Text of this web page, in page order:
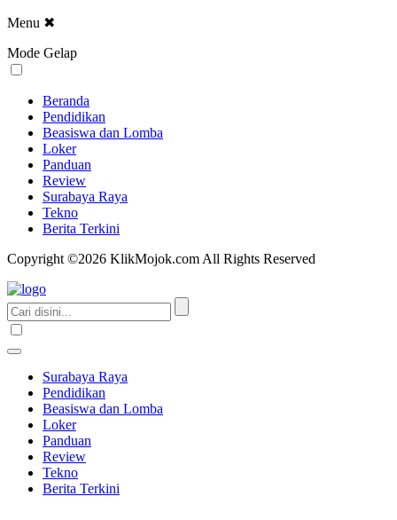
Menu ✖
Mode Gelap
Beranda
Pendidikan
Beasiswa dan Lomba
Loker
Panduan
Review
Surabaya Raya
Tekno
Berita Terkini
Copyright ©2026 KlikMojok.com All Rights Reserved
Surabaya Raya
Pendidikan
Beasiswa dan Lomba
Loker
Panduan
Review
Tekno
Berita Terkini